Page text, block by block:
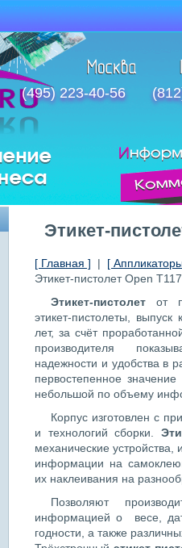
(495) 223-40-56
Этикет-
[ Главная ] | [
Этикет-пистолет Open
Этикет-пистолет от
этикет-пистолеты,
лет, за счёт
производителя
надежности и удобства в
первостепенное
небольшой по объему
Корпус изготовлен с
и технологий сборки.
механические
информации на
их наклеивания на
Позволяют
информацией о весе,
годности, а также